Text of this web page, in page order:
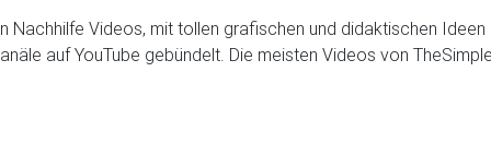
Nachhilfe Videos, mit tollen grafischen und didaktischen
auf YouTube gebündelt. Die meisten Videos von